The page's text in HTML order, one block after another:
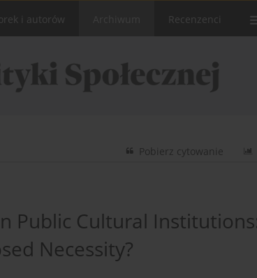
i autorów Recenzenci
Pobierz cytowanie
Public Cultural
Necessity?